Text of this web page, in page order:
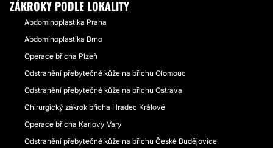
ZÁKROKY PODLE LOKALITY
Abdominoplastika Praha
Abdominoplastika Brno
Operace břicha Plzeň
Odstranění přebytečné kůže na břichu Olomouc
Odstranění přebytečné kůže na břichu Ostrava
Chirurgický zákrok břicha Hradec Králové
Operace břicha Karlovy Vary
Odstranění přebytečné kůže na břichu České Budějovice